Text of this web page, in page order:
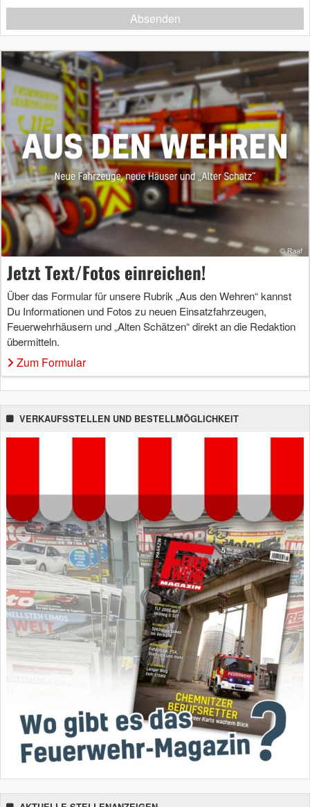
Absenden
Jetzt Text/Fotos einreichen!
Über das Formular für unsere Rubrik „Aus den Wehren“ kannst
Du Informationen und Fotos zu neuen Einsatzfahrzeugen,
Feuerwehrhäusern und „Alten Schätzen“ direkt an die Redaktion
übermitteln.
Zum Formular
VERKAUFSSTELLEN UND BESTELLMÖGLICHKEIT